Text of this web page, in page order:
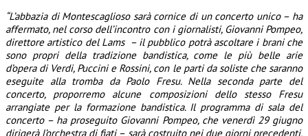
“L’abbazia di Montescaglioso sarà cornice di un concerto unico – ha
affermato, nel corso dell’incontro con i giornalisti, Giovanni Pompeo,
direttore artistico del Lams – il pubblico potrà ascoltare i brani che
sono propri della tradizione bandistica, come le più belle arie
d’opera di Verdi, Puccini e Rossini, con le parti da soliste che saranno
eseguite alla tromba da Paolo Fresu. Nella seconda parte del
concerto, proporremo alcune composizioni dello stesso Fresu
arrangiate per la formazione bandistica. Il programma di sala del
concerto – ha proseguito Giovanni Pompeo, che venerdì 29 giugno
dirigerà l’orchestra di fiati – sarà costruito nei due giorni precedenti,